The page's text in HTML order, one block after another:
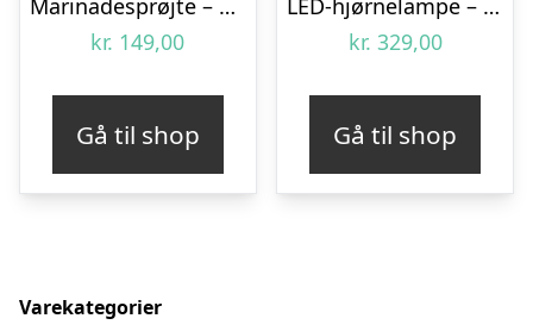
kr. 149,00
Gå til shop
kr. 329,00
Gå til shop
Varekategorier